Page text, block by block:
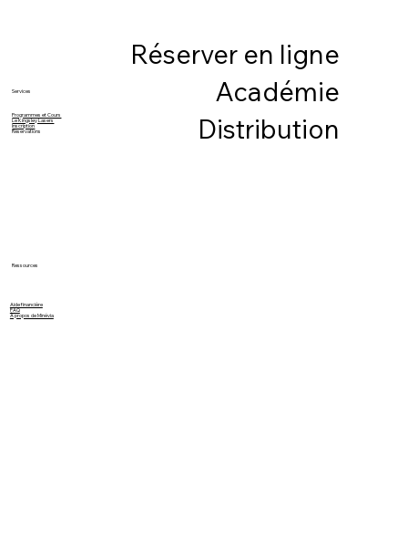
Réserver en ligne
Académie
Distribution
Services
Programmes et Cours
Le Kingsley Lasers
Inscription
Réservations
Ressources
Aide financière
FAQ
À propos de Minévia